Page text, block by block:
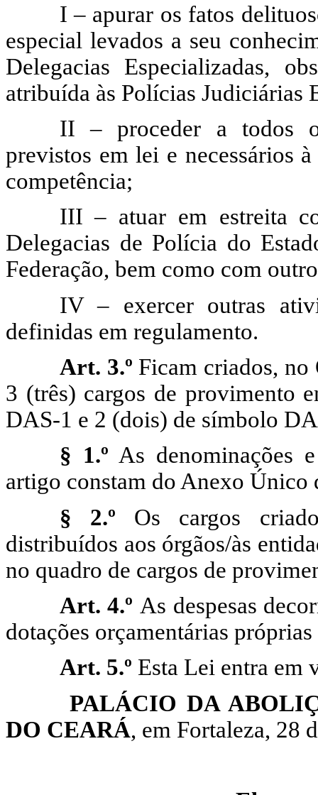
I – apurar os fatos
especial levados a seu
Delegacias Especializadas,
atribuída às Polícias Judiciárias
II – proceder a todos
previstos em lei e necessários
competência;
III – atuar em estreita
Delegacias de Polícia do
Federação, bem como com
IV – exercer outras
definidas em regulamento.
Art. 3.º Ficam criados, no
3 (três) cargos de provimento
DAS-1 e 2 (dois) de símbolo
§ 1.º As denominações
artigo constam do Anexo Único
§ 2.º Os cargos
distribuídos aos órgãos/às
no quadro de cargos de
Art. 4.º As despesas
dotações orçamentárias
Art. 5.º Esta Lei entra em
PALÁCIO DA
DO CEARÁ, em Fortaleza, 28